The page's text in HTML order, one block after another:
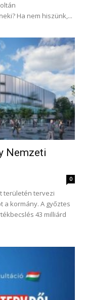
Ha nem hiszünk,...
Nemzeti
0
területén tervezi
a kormány. A győztes
43 milliárd